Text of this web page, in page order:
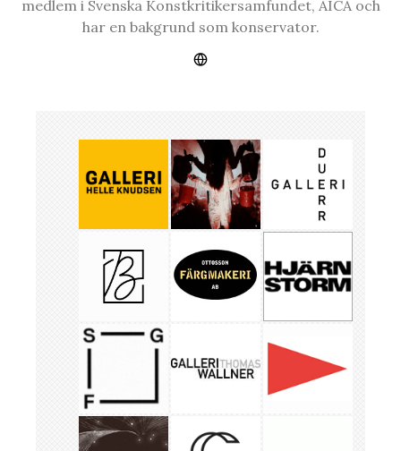
medlem i Svenska Konstkritikersamfundet, AICA och
har en bakgrund som konservator.